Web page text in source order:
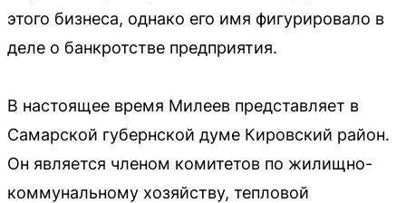
этого бизнеса, однако его имя фигурировало в
деле о банкротстве предприятия.
В настоящее время Милеев представляет в
Самарской губернской думе Кировский район.
Он является членом комитетов по жилищно-
коммунальному хозяйству, тепловой